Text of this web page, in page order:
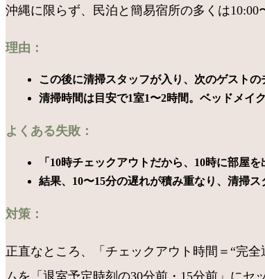
沖縄に限らず、民泊と簡易宿所の多くは10:00
理由：
この後に清掃スタッフが入り、次のゲスト
清掃時間は目安で1室1〜2時間。ベッドメイ
よくある失敗：
「10時チェックアウトだから、10時に部屋
結果、10〜15分の遅れが積み重なり、清掃
対策：
正直なところ、「チェックアウト時間＝“完
ムを「退室予定時刻の30分前・15分前」にセ